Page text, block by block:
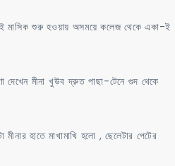
মাসিক শুরু হওয়ায় অসময়ে কলেজ থেকে একা-ই
মীনা খুউব দ্রুত পাছা-টেনে গুদ থেকে
হাতে মাখামাখি হলো , ছেলেটার পেটের